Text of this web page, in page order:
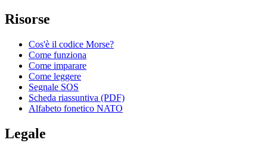
Risorse
Cos'è il codice Morse?
Come funziona
Come imparare
Come leggere
Segnale SOS
Scheda riassuntiva (PDF)
Alfabeto fonetico NATO
Legale